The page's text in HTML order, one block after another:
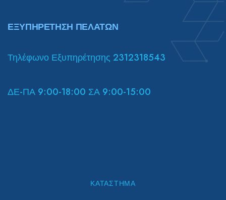
ΕΞΥΠΗΡΕΤΗΣΗ ΠΕΛΑΤΩΝ
Τηλέφωνο Εξυπηρέτησης 2312318543
ΔΕ-ΠΑ 9:00-18:00 ΣΑ 9:00-15:00
ΚΑΤΆΣΤΗΜΑ